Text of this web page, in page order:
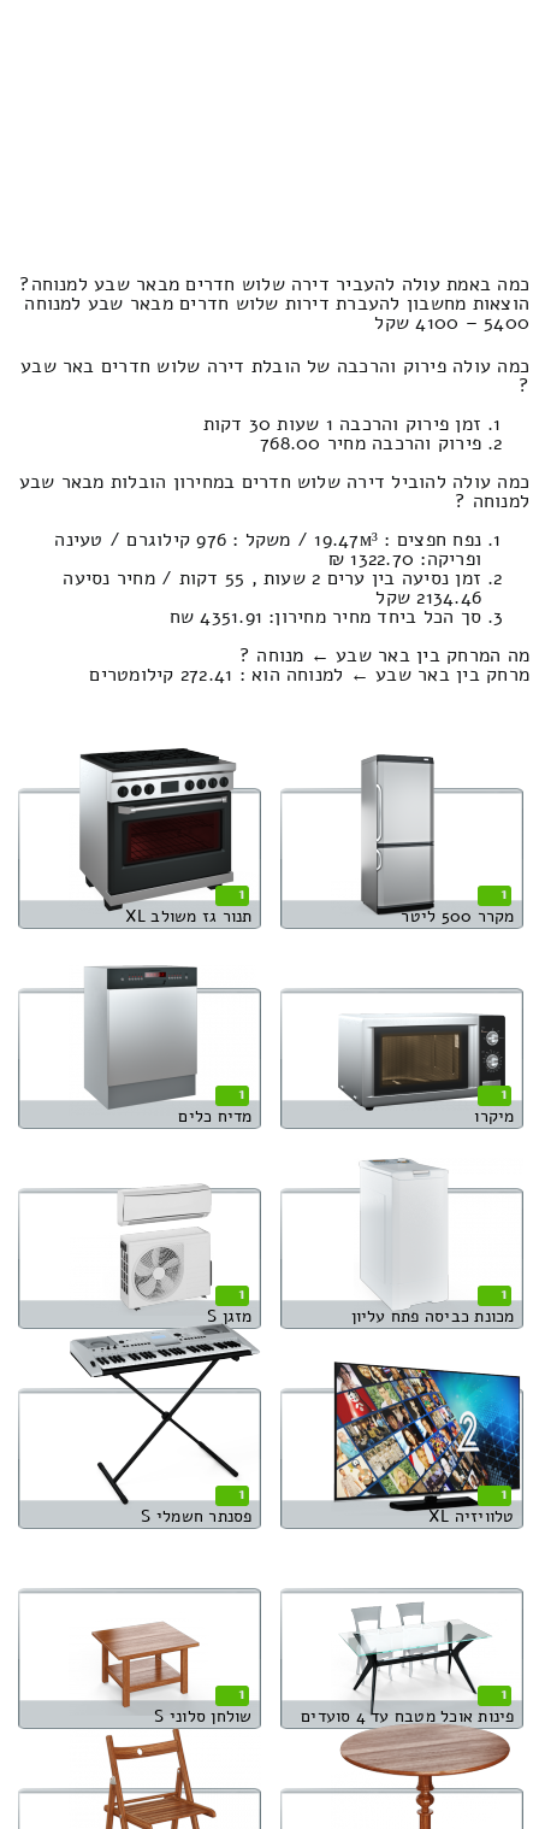
כמה באמת עולה להעביר דירה שלוש חדרים מבאר שבע למנוחה?
הוצאות מחשבון להעברת דירות שלוש חדרים מבאר שבע למנוחה
5400 – 4100 שקל
כמה עולה פירוק והרכבה של הובלת דירה שלוש חדרים באר שבע
?
זמן פירוק והרכבה 1 שעות 30 דקות
פירוק והרכבה מחיר 768.00
כמה עולה להוביל דירה שלוש חדרים במחירון הובלות מבאר שבע
למנוחה ?
נפח חפצים : 19.47м³ / משקל : 976 קילוגרם / טעינה
ופריקה: 1322.70 ₪
זמן נסיעה בין ערים 2 שעות , 55 דקות / מחיר נסיעה
2134.46 שקל
סך הכל ביחד מחיר מחירון: 4351.91 שח
מה המרחק בין באר שבע ← מנוחה ?
מרחק בין באר שבע ← למנוחה הוא : 272.41 קילומטרים
1
מקרר 500 ליטר
1
תנור גז משולב XL
1
מיקרו
1
מדיח כלים
1
מכונת כביסה פתח עליון
1
מזגן S
1
טלוויזיה XL
1
פסנתר חשמלי S
1
פינות אוכל מטבח עד 4 סועדים
1
שולחן סלוני S